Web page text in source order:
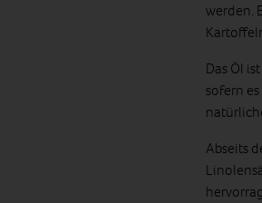
werden.
Das Öl
sofern
Abseits